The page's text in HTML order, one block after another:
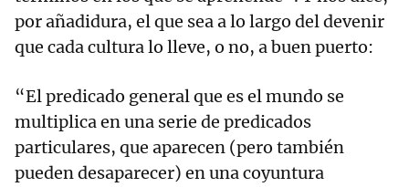
por añadidura, el que sea a lo largo del devenir
que cada cultura lo lleve, o no, a buen puerto:
“El predicado general que es el mundo se
multiplica en una serie de predicados
particulares, que aparecen (pero también
pueden desaparecer) en una coyuntura